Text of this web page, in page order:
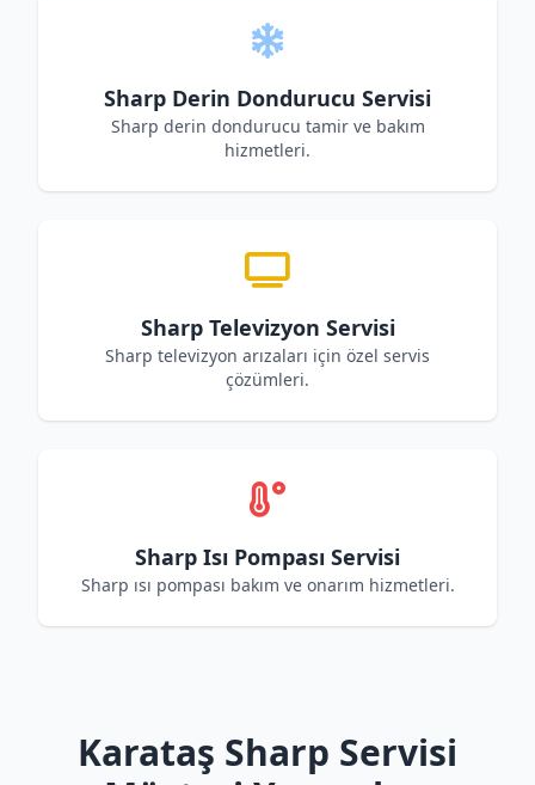
Sharp Derin Dondurucu Servisi
Sharp derin dondurucu tamir ve bakım
hizmetleri.
Sharp Televizyon Servisi
Sharp televizyon arızaları için özel servis
çözümleri.
Sharp Isı Pompası Servisi
Sharp ısı pompası bakım ve onarım hizmetleri.
Karataş Sharp Servisi